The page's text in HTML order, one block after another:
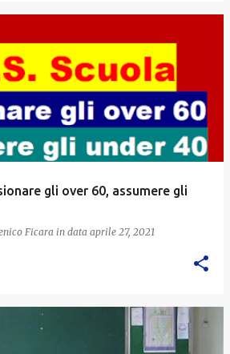
gli over 60, assumere gli
Ficara in data aprile 27, 2021